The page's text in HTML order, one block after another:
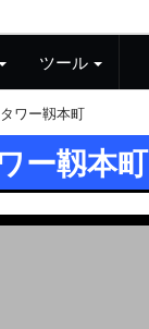
ツール
ワー靱本町
ー靱本町